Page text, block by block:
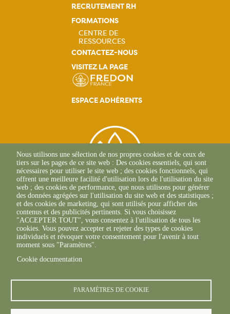
RECRUTEMENT RH
FORMATIONS
Navigation
principale
CENTRE DE
RESSOURCES
CONTACTEZ-NOUS
VISITEZ LA PAGE
ESPACE ADHÉRENTS
2, Esplanade Roland
Garros
51 100 REIMS
03.26.77.36.70
Nous utilisons une sélection de nos propres cookies et de ceux de
tiers sur les pages de ce site web : Des cookies essentiels, qui sont
nécessaires pour utiliser le site web ; des cookies fonctionnels, qui
offrent une meilleure facilité d'utilisation lors de l'utilisation du site
web ; des cookies de performance, que nous utilisons pour générer
des données agrégées sur l'utilisation du site web et des statistiques ;
et des cookies de marketing, qui sont utilisés pour afficher des
contenus et des publicités pertinents. Si vous choisissez
"ACCEPTER TOUT", vous consentez à l'utilisation de tous les
cookies. Vous pouvez accepter et rejeter des types de cookies
individuels et révoquer votre consentement pour l'avenir à tout
moment sous "Paramètres".
Cookie documentation
PARAMÈTRES DE COOKIE